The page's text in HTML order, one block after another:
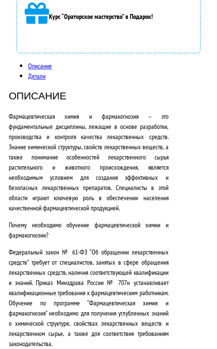
0
0
0
0
₽
.
Курс “Ораторское мастерство” в Подарок!
Описание
Детали
ОПИСАНИЕ
Фармацевтическая химия и фармакогнозия – это
фундаментальные дисциплины, лежащие в основе разработки,
производства и контроля качества лекарственных средств.
Знание химической структуры, свойств лекарственных веществ, а
также понимание особенностей лекарственного сырья
растительного и животного происхождения, является
необходимым условием для создания эффективных и
безопасных лекарственных препаратов. Специалисты в этой
области играют ключевую роль в обеспечении населения
качественной фармацевтической продукцией.
Почему необходимо обучение фармацевтической химии и
фармакогнозии?
Федеральный закон № 61-ФЗ “Об обращении лекарственных
средств” требует от специалистов, занятых в сфере обращения
лекарственных средств, наличия соответствующей квалификации
и знаний. Приказ Минздрава России № 707н устанавливает
квалификационные требования к фармацевтическим работникам.
Обучение по программе “Фармацевтическая химия и
фармакогнозия” необходимо для получения углубленных знаний
о химической структуре, свойствах лекарственных веществ и
лекарственном сырье, а также для соответствия требованиям
законодательства.